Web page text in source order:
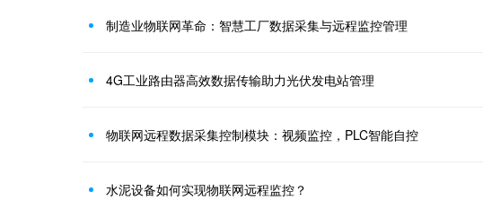
制造业物联网革命：智慧工厂数据采集与远程监控管理
4G工业路由器高效数据传输助力光伏发电站管理
物联网远程数据采集控制模块：视频监控，PLC智能自控
水泥设备如何实现物联网远程监控？